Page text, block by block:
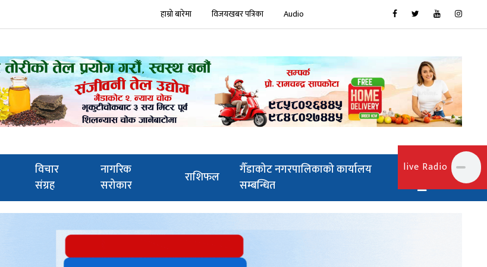
हाम्रो बारेमा विजयखबर पत्रिका Audio
विचार
संग्रह
नागरिक
सरोकार
राशिफल
गैँडाकोट नगरपालिकाको कार्यालय
सम्बन्धित
live Radio